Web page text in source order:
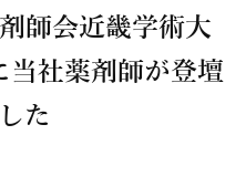
師会近畿学術大
当社薬剤師が登壇
た